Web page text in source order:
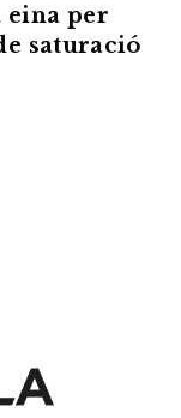
eina per
saturació